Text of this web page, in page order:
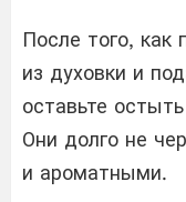
После того, как
из духовки и
оставьте
Они долго не
и ароматными.